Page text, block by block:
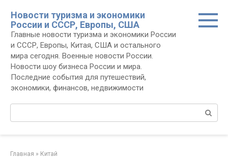
контенту
Новости туризма и экономики
России и СССР, Европы, США
Главные новости туризма и экономики России
и СССР, Европы, Китая, США и остального
мира сегодня. Военные новости России.
Новости шоу бизнеса России и мира.
Последние события для путешествий,
экономики, финансов, недвижимости
Поиск:
Главная » Китай